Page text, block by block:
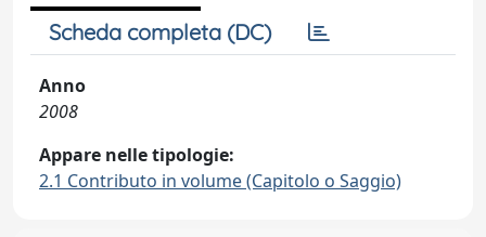
Scheda completa (DC)
Anno
2008
Appare nelle tipologie:
2.1 Contributo in volume (Capitolo o Saggio)